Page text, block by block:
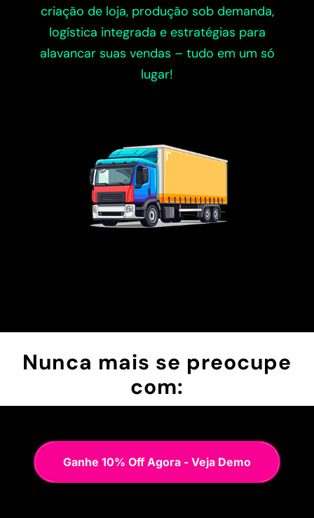
criação de loja, produção sob demanda,
logística integrada e estratégias para
alavancar suas vendas – tudo em um só
lugar!
Nunca mais se preocupe
com:
Ganhe 10% Off Agora - Veja Demo